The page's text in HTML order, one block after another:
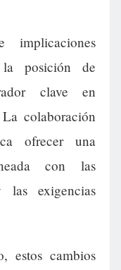
implicaciones
la posición de
clave en
colaboración
ofrecer una
con las
las exigencias
estos cambios